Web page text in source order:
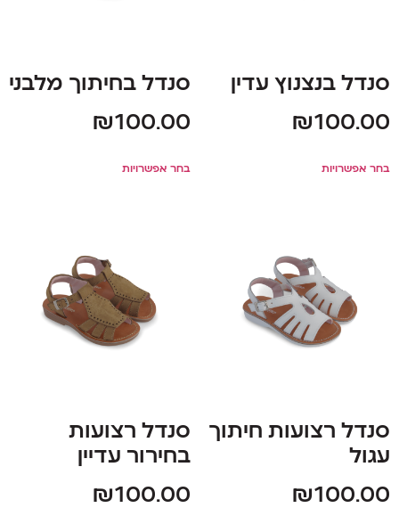
סנדל בנצנוץ עדין
₪100.00
בחר אפשרויות
סנדל בחיתוך מלבני
₪100.00
בחר אפשרויות
סנדל רצועות חיתוך
עגול
₪100.00
סנדל רצועות
בחירור עדיין
₪100.00